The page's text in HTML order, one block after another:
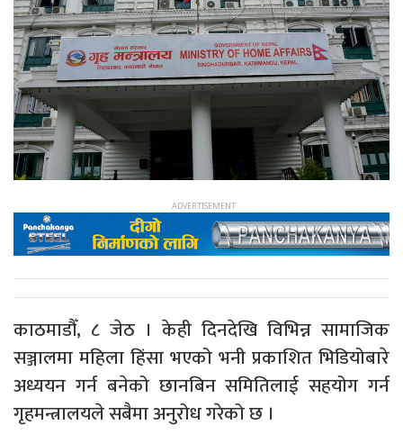
काठमाडौँ, ८ जेठ । केही दिनदेखि विभिन्न सामाजिक
सञ्जालमा महिला हिंसा भएको भनी प्रकाशित भिडियोबारे
अध्ययन गर्न बनेको छानबिन समितिलाई सहयोग गर्न
गृहमन्त्रालयले सबैमा अनुरोध गरेको छ ।